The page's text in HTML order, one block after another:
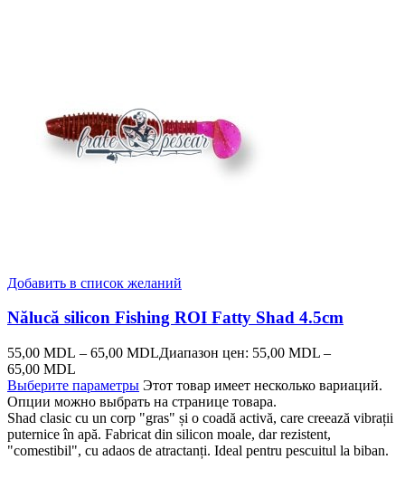
Добавить в список желаний
Nălucă silicon Fishing ROI Fatty Shad 4.5cm
55,00 MDL – 65,00 MDLДиапазон цен: 55,00 MDL –
65,00 MDL
Выберите параметры Этот товар имеет несколько вариаций.
Опции можно выбрать на странице товара.
Shad clasic cu un corp "gras" și o coadă activă, care creează vibrații
puternice în apă. Fabricat din silicon moale, dar rezistent,
"comestibil", cu adaos de atractanți. Ideal pentru pescuitul la biban.